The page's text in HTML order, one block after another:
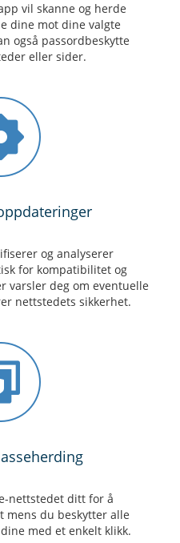
vil skanne og herde
dine mot dine valgte
også passordbeskytte
eller sider.
og analyserer
for kompatibilitet og
varsler deg om eventuelle
nettstedets sikkerhet.
nettstedet ditt for å
mens du beskytter alle
med et enkelt klikk.